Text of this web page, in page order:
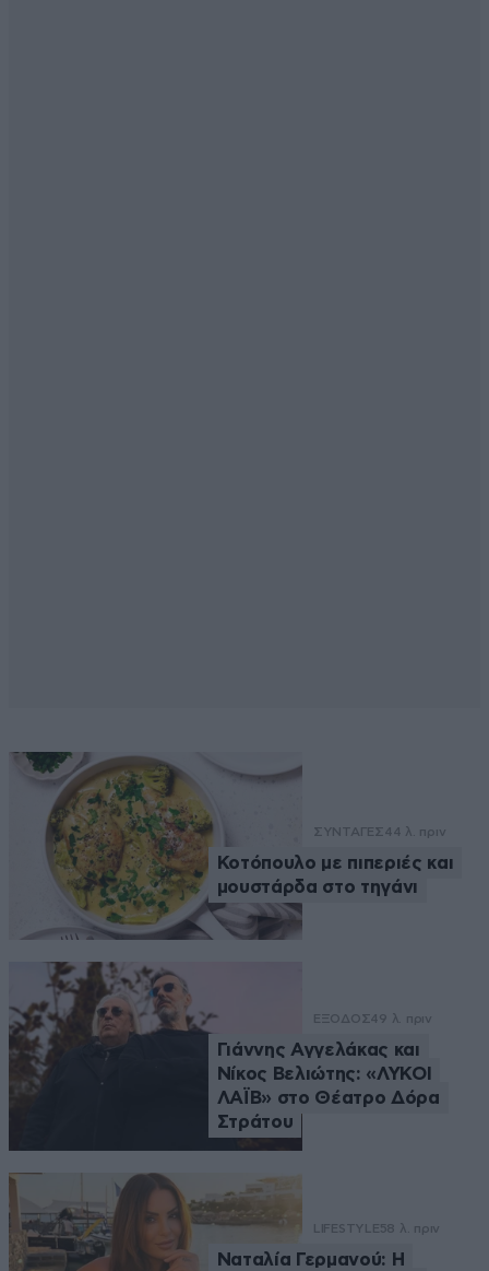
ΣΥΝΤΑΓΕΣ44 λ. πριν
Κοτόπουλο με πιπεριές και
μουστάρδα στο τηγάνι
ΕΞΟΔΟΣ49 λ. πριν
Γιάννης Αγγελάκας και
Νίκος Βελιώτης: «ΛΥΚΟΙ
ΛΑΪΒ» στο Θέατρο Δόρα
Στράτου
LIFESTYLE58 λ. πριν
Ναταλία Γερμανού: Η